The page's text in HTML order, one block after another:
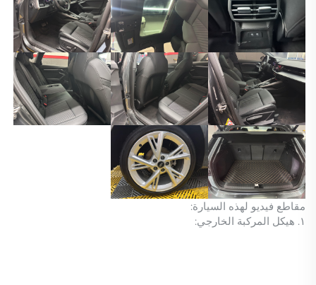
مقاطع فيديو لهذه السيارة:
١. هيكل المركبة الخارجي: